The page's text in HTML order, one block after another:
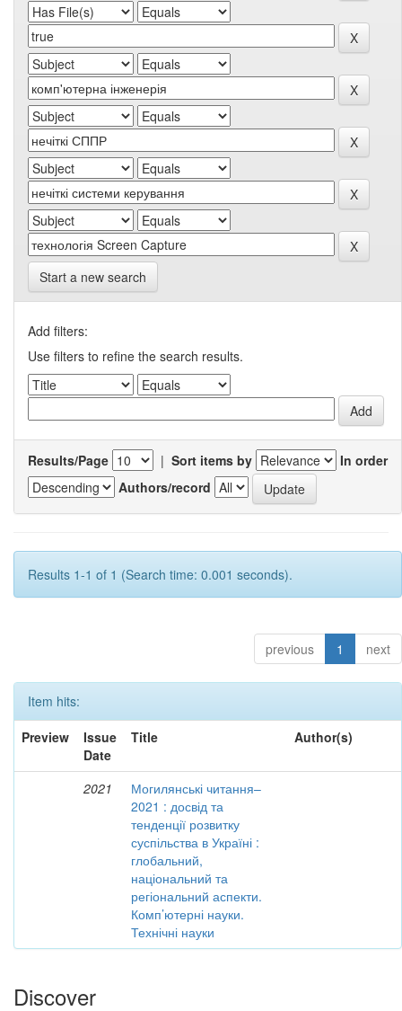
Start a new search
Add filters:
Use filters to refine the search results.
Results/Page | Sort items by
In order
Authors/record
Results 1-1 of 1 (Search time: 0.001 seconds).
previous 1 next
Item hits:
Preview
Issue
Date
Title Author(s)
2021
Могилянські читання–
2021 : досвід та
тенденції розвитку
суспільства в Україні :
глобальний,
національний та
регіональний аспекти.
Комп’ютерні науки.
Технічні науки
Discover